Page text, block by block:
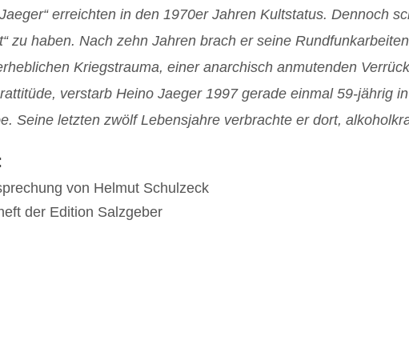
erreichten in den 1970er Jahren Kultstatus. Dennoch
zu haben. Nach zehn Jahren brach er seine
Kriegstrauma, einer anarchisch anmutenden
verstarb Heino Jaeger 1997 gerade einmal 59-jährig
Seine letzten zwölf Lebensjahre verbrachte er dort,
von Helmut Schulzeck
der Edition Salzgeber